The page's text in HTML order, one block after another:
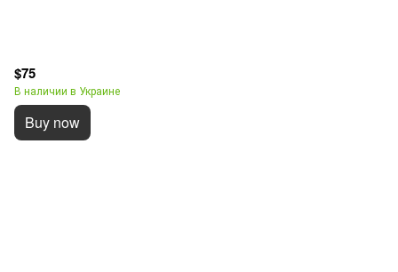
$75
В наличии в Украине
Buy now